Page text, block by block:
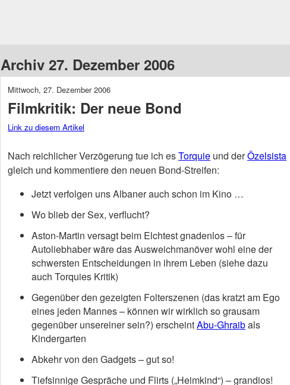
Archiv 27. Dezember 2006
Mittwoch, 27. Dezember 2006
Filmkritik: Der neue Bond
Link zu diesem Artikel
Nach reichlicher Verzögerung tue ich esTorquie und derÖzelsista
gleich und kommentiere den neuen Bond-Streifen:
Jetzt verfolgen uns Albaner auch schon im Kino …
Wo blieb der Sex, verflucht?
Aston-Martin versagt beim Elchtest gnadenlos – für
Autoliebhaber wäre das Ausweichmanöver wohl eine der
schwersten Entscheidungen in ihrem Leben (siehe dazu
auch Torquies Kritik)
Gegenüber den gezeigten Folterszenen (das kratzt am Ego
eines jeden Mannes – können wir wirklich so grausam
gegenüber unsereiner sein?) erscheintAbu-Ghraibals
Kindergarten
Abkehr von den Gadgets – gut so!
Tiefsinnige Gespräche und Flirts („Heimkind“) – grandios!